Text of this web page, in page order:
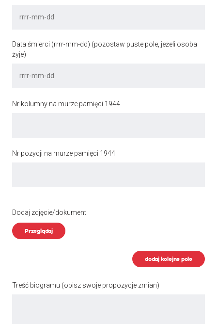
Data śmierci (rrrr-mm-dd) (pozostaw puste pole, jeżeli osoba
żyje)
Nr kolumny na murze pamięci 1944
Nr pozycji na murze pamięci 1944
Dodaj zdjęcie/dokument
Przeglądaj
dodaj kolejne pole
Treść biogramu (opisz swoje propozycje zmian)